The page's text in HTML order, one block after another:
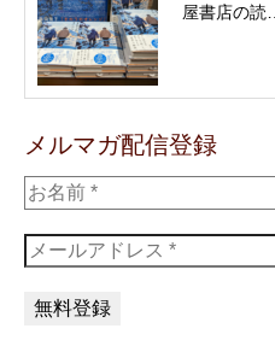
屋書店の読…
メルマガ配信登録